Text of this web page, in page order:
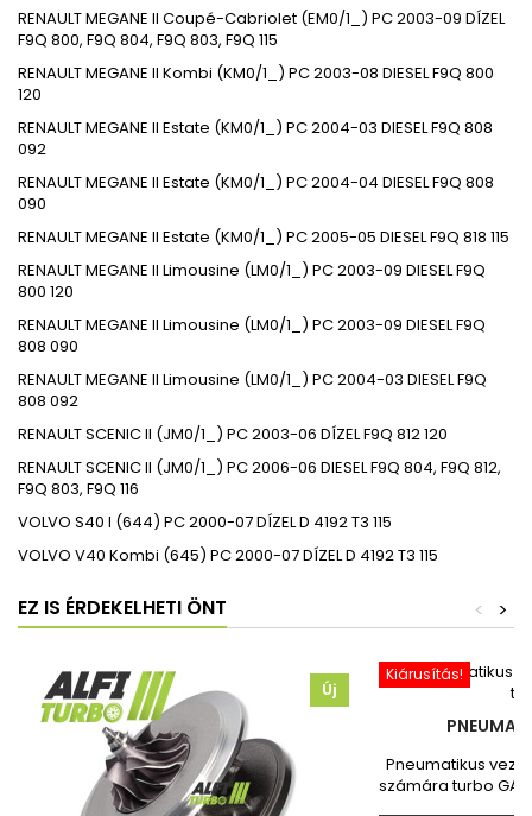
RENAULT MEGANE II Coupé-Cabriolet (EM0/1_) PC 2003-09 DÍZEL
F9Q 800, F9Q 804, F9Q 803, F9Q 115
RENAULT MEGANE II Kombi (KM0/1_) PC 2003-08 DIESEL F9Q 800
120
RENAULT MEGANE II Estate (KM0/1_) PC 2004-03 DIESEL F9Q 808
092
RENAULT MEGANE II Estate (KM0/1_) PC 2004-04 DIESEL F9Q 808
090
RENAULT MEGANE II Estate (KM0/1_) PC 2005-05 DIESEL F9Q 818 115
RENAULT MEGANE II Limousine (LM0/1_) PC 2003-09 DIESEL F9Q
800 120
RENAULT MEGANE II Limousine (LM0/1_) PC 2003-09 DIESEL F9Q
808 090
RENAULT MEGANE II Limousine (LM0/1_) PC 2004-03 DIESEL F9Q
808 092
RENAULT SCENIC II (JM0/1_) PC 2003-06 DÍZEL F9Q 812 120
RENAULT SCENIC II (JM0/1_) PC 2006-06 DIESEL F9Q 804, F9Q 812,
F9Q 803, F9Q 116
VOLVO S40 I (644) PC 2000-07 DÍZEL D 4192 T3 115
VOLVO V40 Kombi (645) PC 2000-07 DÍZEL D 4192 T3 115
EZ IS ÉRDEKELHETI ÖNT >
<
Új
Kiárusítás!
Pneumatikus
számára turbo